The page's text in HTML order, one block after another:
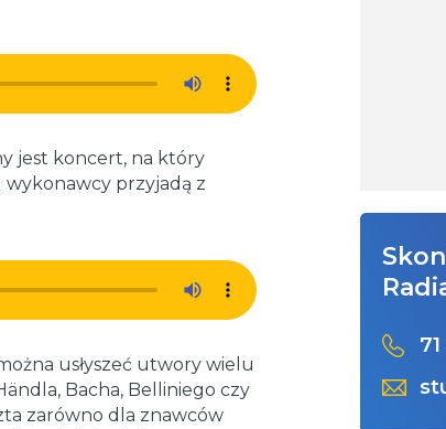
jest koncert, na który
wykonawcy przyjadą z
usłyszeć utwory wielu
Bacha, Belliniego czy
zarówno dla znawców